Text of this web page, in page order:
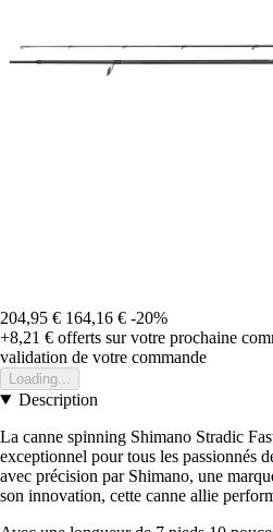
204,95 € 164,16 € -20%
+8,21 € offerts sur votre prochaine
validation de votre commande
Loading...
Description
La canne spinning Shimano Stradic
exceptionnel pour tous les passionnés
avec précision par Shimano, une
son innovation, cette canne allie